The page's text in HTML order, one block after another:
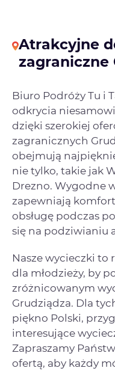
Atrakcyjne
zagraniczne
Biuro Podróży Tu i
odkrycia
dzięki szerokiej
zagranicznych
obejmują
nie tylko, takie jak
Drezno. Wygodne
zapewniają
obsługę podczas
się na podziwianiu
Nasze wycieczki to
dla młodzieży, by
zróżnicowanym
Grudziądza. Dla
piękno Polski,
interesujące
Zapraszamy
ofertą, aby każdy